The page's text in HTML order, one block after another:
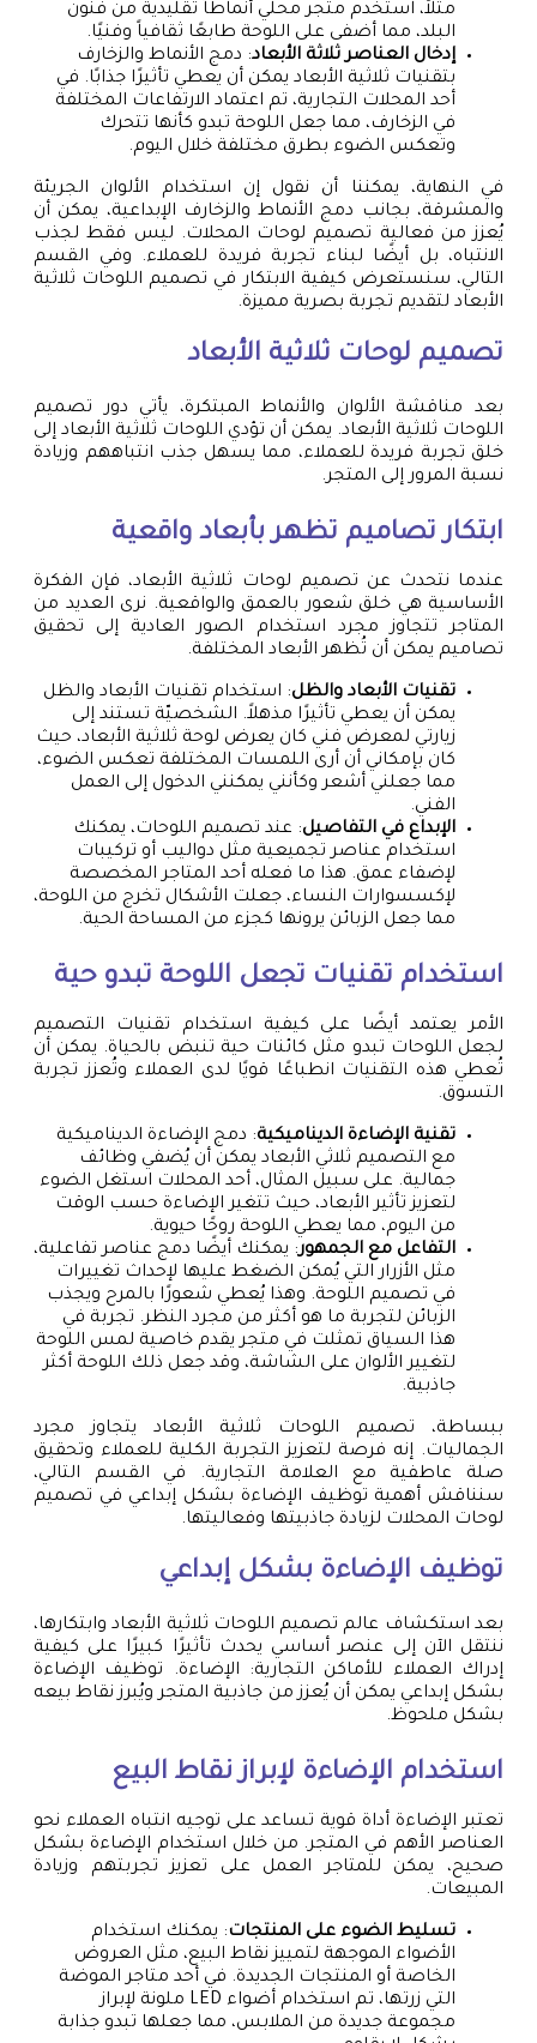
مثلاً، استخدم متجر محلي أنماطاً تقليدية من فنون
البلد، مما أضفى على اللوحة طابعًا ثقافياً وفنيًا.
إدخال العناصر ثلاثة الأبعاد: دمج الأنماط والزخارف
بتقنيات ثلاثية الأبعاد يمكن أن يعطي تأثيرًا جذابًا. في
أحد المحلات التجارية، تم اعتماد الارتفاعات المختلفة
في الزخارف، مما جعل اللوحة تبدو كأنها تتحرك
وتعكس الضوء بطرق مختلفة خلال اليوم.
في النهاية، يمكننا أن نقول إن استخدام الألوان الجريئة
والمشرقة، بجانب دمج الأنماط والزخارف الإبداعية، يمكن أن
يُعزز من فعالية تصميم لوحات المحلات. ليس فقط لجذب
الانتباه، بل أيضًا لبناء تجربة فريدة للعملاء. وفي القسم
التالي، سنستعرض كيفية الابتكار في تصميم اللوحات ثلاثية
الأبعاد لتقديم تجربة بصرية مميزة.
تصميم لوحات ثلاثية الأبعاد
بعد مناقشة الألوان والأنماط المبتكرة، يأتي دور تصميم
اللوحات ثلاثية الأبعاد. يمكن أن تؤدي اللوحات ثلاثية الأبعاد إلى
خلق تجربة فريدة للعملاء، مما يسهل جذب انتباههم وزيادة
نسبة المرور إلى المتجر.
ابتكار تصاميم تظهر بأبعاد واقعية
عندما نتحدث عن تصميم لوحات ثلاثية الأبعاد، فإن الفكرة
الأساسية هي خلق شعور بالعمق والواقعية. نرى العديد من
المتاجر تتجاوز مجرد استخدام الصور العادية إلى تحقيق
تصاميم يمكن أن تُظهر الأبعاد المختلفة.
تقنيات الأبعاد والظل: استخدام تقنيات الأبعاد والظل
يمكن أن يعطي تأثيرًا مذهلاً. الشخصيّة تستند إلى
زيارتي لمعرض فني كان يعرض لوحة ثلاثية الأبعاد، حيث
كان بإمكاني أن أرى اللمسات المختلفة تعكس الضوء،
مما جعلني أشعر وكأنني يمكنني الدخول إلى العمل
الفني.
الإبداع في التفاصيل: عند تصميم اللوحات، يمكنك
استخدام عناصر تجميعية مثل دواليب أو تركيبات
لإضفاء عمق. هذا ما فعله أحد المتاجر المخصصة
لإكسسوارات النساء، جعلت الأشكال تخرج من اللوحة،
مما جعل الزبائن يرونها كجزء من المساحة الحية.
استخدام تقنيات تجعل اللوحة تبدو حية
الأمر يعتمد أيضًا على كيفية استخدام تقنيات التصميم
لجعل اللوحات تبدو مثل كائنات حية تنبض بالحياة. يمكن أن
تُعطي هذه التقنيات انطباعًا قويًا لدى العملاء وتُعزز تجربة
التسوق.
تقنية الإضاءة الديناميكية: دمج الإضاءة الديناميكية
مع التصميم ثلاثي الأبعاد يمكن أن يُضفي وظائف
جمالية. على سبيل المثال، أحد المحلات استغل الضوء
لتعزيز تأثير الأبعاد، حيث تتغير الإضاءة حسب الوقت
من اليوم، مما يعطي اللوحة روحًا حيوية.
التفاعل مع الجمهور: يمكنك أيضًا دمج عناصر تفاعلية،
مثل الأزرار التي يُمكن الضغط عليها لإحداث تغييرات
في تصميم اللوحة. وهذا يُعطي شعورًا بالمرح ويجذب
الزبائن لتجربة ما هو أكثر من مجرد النظر. تجربة في
هذا السياق تمثلت في متجر يقدم خاصية لمس اللوحة
لتغيير الألوان على الشاشة، وقد جعل ذلك اللوحة أكثر
جاذبية.
ببساطة، تصميم اللوحات ثلاثية الأبعاد يتجاوز مجرد
الجماليات. إنه فرصة لتعزيز التجربة الكلية للعملاء وتحقيق
صلة عاطفية مع العلامة التجارية. في القسم التالي،
سنناقش أهمية توظيف الإضاءة بشكل إبداعي في تصميم
لوحات المحلات لزيادة جاذبيتها وفعاليتها.
توظيف الإضاءة بشكل إبداعي
بعد استكشاف عالم تصميم اللوحات ثلاثية الأبعاد وابتكارها،
ننتقل الآن إلى عنصر أساسي يحدث تأثيرًا كبيرًا على كيفية
إدراك العملاء للأماكن التجارية: الإضاءة. توظيف الإضاءة
بشكل إبداعي يمكن أن يُعزز من جاذبية المتجر ويُبرز نقاط بيعه
بشكل ملحوظ.
استخدام الإضاءة لإبراز نقاط البيع
تعتبر الإضاءة أداة قوية تساعد على توجيه انتباه العملاء نحو
العناصر الأهم في المتجر. من خلال استخدام الإضاءة بشكل
صحيح، يمكن للمتاجر العمل على تعزيز تجربتهم وزيادة
المبيعات.
تسليط الضوء على المنتجات: يمكنك استخدام
الأضواء الموجهة لتمييز نقاط البيع، مثل العروض
الخاصة أو المنتجات الجديدة. في أحد متاجر الموضة
التي زرتها، تم استخدام أضواء LED ملونة لإبراز
مجموعة جديدة من الملابس، مما جعلها تبدو جذابة